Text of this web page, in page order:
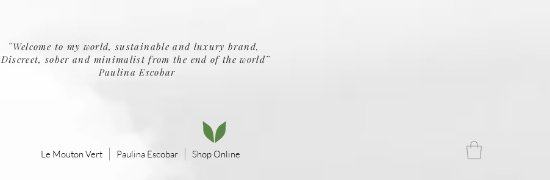
¨Welcome to my world, sustainable and luxury brand,
Discreet, sober and minimalist from the end of the world¨
Paulina Escobar
Le Mouton Vert Paulina Escobar Shop Online